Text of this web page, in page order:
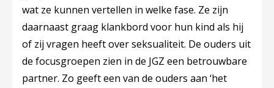
wat ze kunnen vertellen in welke fase. Ze zijn
daarnaast graag klankbord voor hun kind als hij
of zij vragen heeft over seksualiteit. De ouders uit
de focusgroepen zien in de JGZ een betrouwbare
partner. Zo geeft een van de ouders aan ‘het